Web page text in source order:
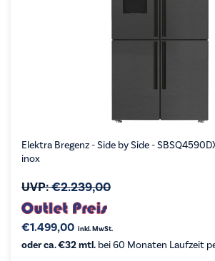
Elektra Bregenz - Side by Side -
inox
UVP:€2.239,00
€1.499,00 inkl. MwSt.
oder ca. €32 mtl. bei 60 Monaten Laufzeit